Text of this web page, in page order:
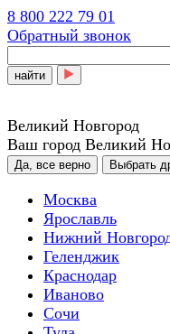
8 800 222 79 01
Обратный звонок
найти
Великий Новгород
Ваш город Великий
Да, все верно Выбрать
Москва
Ярославль
Нижний
Геленджик
Краснодар
Иваново
Сочи